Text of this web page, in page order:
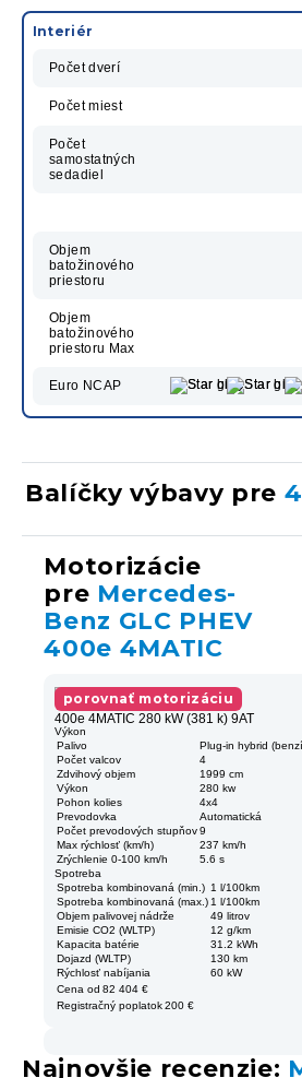
Interiér
Počet dverí
Počet miest
Počet
samostatných
sedadiel
Objem
batožinového
priestoru
Objem
batožinového
priestoru Max
Euro NCAP
Balíčky výbavy pre
Motorizácie
pre Mercedes-
Benz GLC PHEV
400e 4MATIC
porovnať motorizáciu
400e 4MATIC 280 kW (381 k) 9AT
Výkon
Palivo
Plug-in hybrid
Počet valcov
4
Zdvihový objem
1999 cm
Výkon
280 kw
Pohon kolies
4x4
Prevodovka
Automatická
Počet prevodových stupňov 9
Max rýchlosť (km/h)
237 km/h
Zrýchlenie 0-100 km/h
5.6 s
Spotreba
Spotreba kombinovaná (min.) 1 l/100km
Spotreba kombinovaná (max.) 1 l/100km
Objem palivovej nádrže
49 litrov
Emisie CO2 (WLTP)
12 g/km
Kapacita batérie
31.2 kWh
Dojazd (WLTP)
130 km
Rýchlosť nabíjania
60 kW
Cena od 82 404 €
Registračný poplatok 200 €
Najnovšie recenzie: